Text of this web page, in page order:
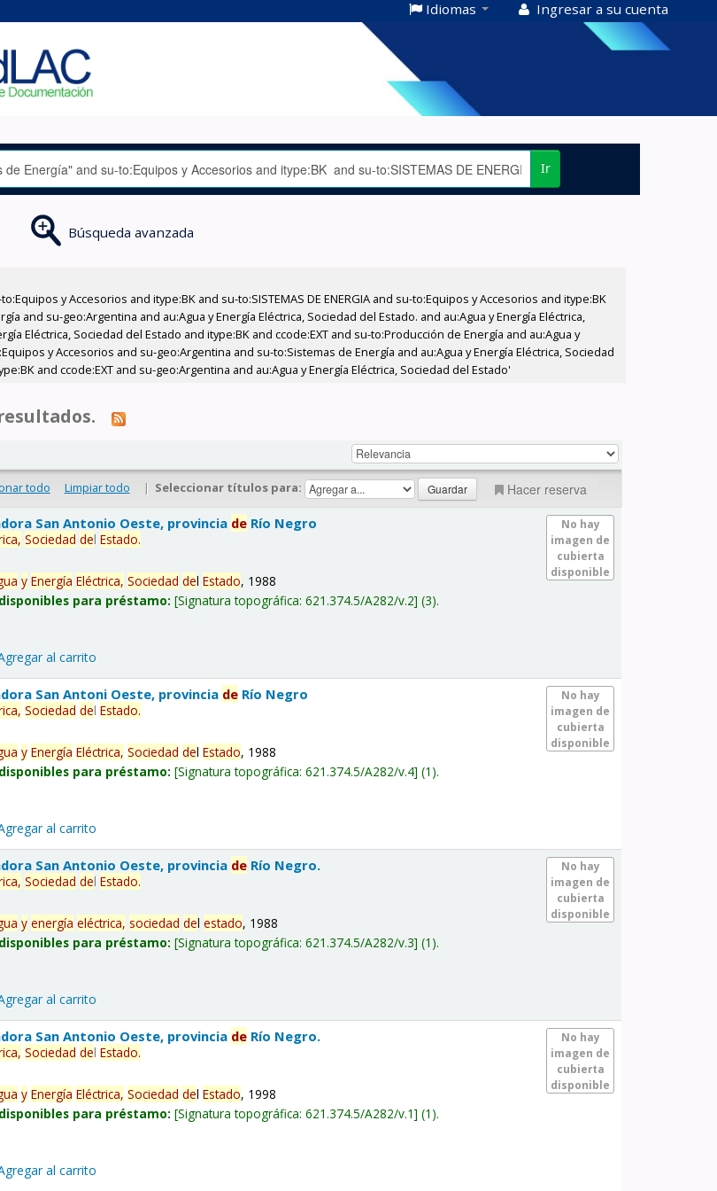
Idiomas Ingresar a su cuenta
Ir
Búsqueda avanzada
y Accesorios and itype:BK and su-to:SISTEMAS DE ENERGIA and su-to:Equipos y Accesorios and itype:BK
and su-geo:Argentina and au:Agua y Energía Eléctrica, Sociedad del Estado. and au:Agua y Energía Eléctrica,
Eléctrica, Sociedad del Estado and itype:BK and ccode:EXT and su-to:Producción de Energía and au:Agua y
y Accesorios and su-geo:Argentina and su-to:Sistemas de Energía and au:Agua y Energía Eléctrica, Sociedad
and ccode:EXT and su-geo:Argentina and au:Agua y Energía Eléctrica, Sociedad del Estado'
todo Limpiar todo | Seleccionar títulos para: Hacer reserva
No hay
imagen de
cubierta
disponible
San Antonio Oeste, provincia de Río Negro
Sociedad delEstado.
y Energía Eléctrica, Sociedad delEstado, 1988
para préstamo: Signatura topográfica:621.374.5/A282/v.2 (3).
al carrito
No hay
imagen de
cubierta
disponible
San Antoni Oeste, provincia de Río Negro
Sociedad delEstado.
y Energía Eléctrica, Sociedad delEstado, 1988
para préstamo: Signatura topográfica:621.374.5/A282/v.4 (1).
al carrito
No hay
imagen de
cubierta
disponible
San Antonio Oeste, provincia de Río Negro.
Sociedad delEstado.
y energía eléctrica, sociedad delestado, 1988
para préstamo: Signatura topográfica:621.374.5/A282/v.3 (1).
al carrito
No hay
imagen de
cubierta
disponible
San Antonio Oeste, provincia de Río Negro.
Sociedad delEstado.
y Energía Eléctrica, Sociedad delEstado, 1998
para préstamo: Signatura topográfica:621.374.5/A282/v.1 (1).
al carrito